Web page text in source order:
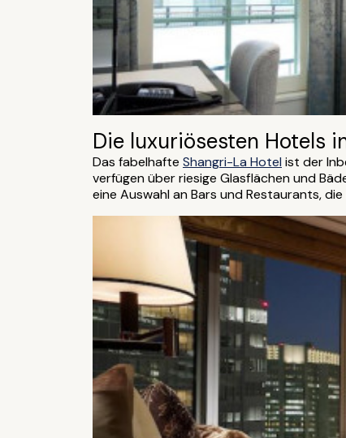
Die luxuriösesten Hotels
Das fabelhafte Shangri-La Hotel ist der
verfügen über riesige Glasflächen und
eine Auswahl an Bars und Restaurants,